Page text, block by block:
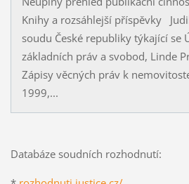
Knihy a rozsáhlejší příspěvky
soudu České republiky týkající se
základních práv a svobod, Linde
Zápisy věcných práv k
1999,...
Databáze soudních rozhodnutí: